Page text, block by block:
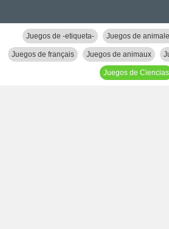
Juegos de -etiqueta- Juegos de
Juegos de français Juegos de animaux
Juegos de Ciencias